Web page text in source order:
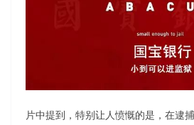
片中提到，特别让人愤慨的是，在逮